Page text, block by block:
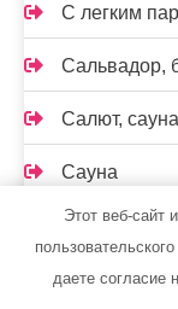
С легким
Сальвадор,
Салют, сауна
Сауна
Сауна на
Сауна,
Этот веб-сайт
даете согласие